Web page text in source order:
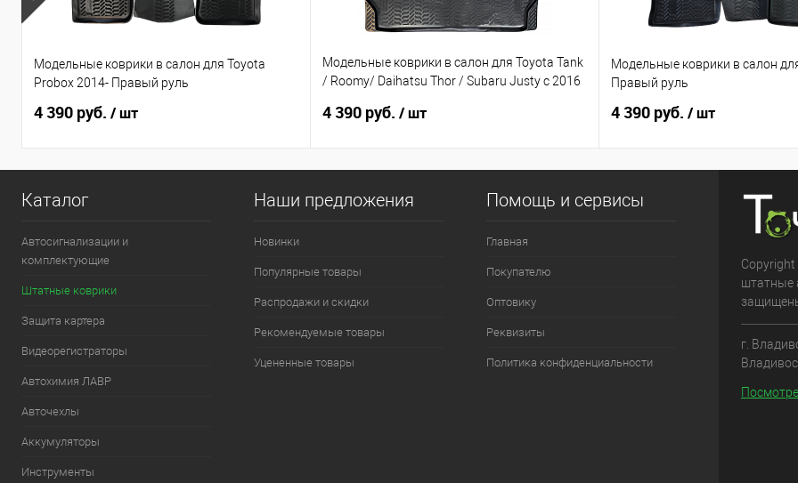
Модельные коврики в салон для Toyota
Probox 2014- Правый руль
4 390 руб. / шт
Модельные коврики в салон для Toyota Tank
/ Roomy/ Daihatsu Thor / Subaru Justy с 2016
4 390 руб. / шт
Модельные коврики в салон
Правый руль
4 390 руб. / шт
Каталог
Автосигнализации и
комплектующие
Штатные коврики
Защита картера
Видеорегистраторы
Автохимия ЛАВР
Авточехлы
Аккумуляторы
Инструменты
Наши предложения
Новинки
Популярные товары
Распродажи и скидки
Рекомендуемые товары
Уцененные товары
Помощь и сервисы
Главная
Покупателю
Оптовику
Реквизиты
Политика конфиденциальности
Copyright
штатные
г.